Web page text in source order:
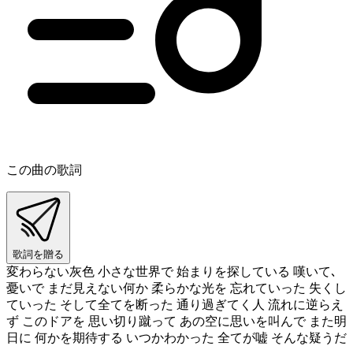
この曲の歌詞
歌詞を贈る
変わらない灰色 小さな世界で 始まりを探している 嘆いて､
憂いで まだ見えない何か 柔らかな光を 忘れていった 失くし
ていった そして全てを断った 通り過ぎてく人 流れに逆らえ
ず このドアを 思い切り蹴って あの空に思いを叫んで また明
日に 何かを期待する いつかわかった 全てが嘘 そんな疑うだ